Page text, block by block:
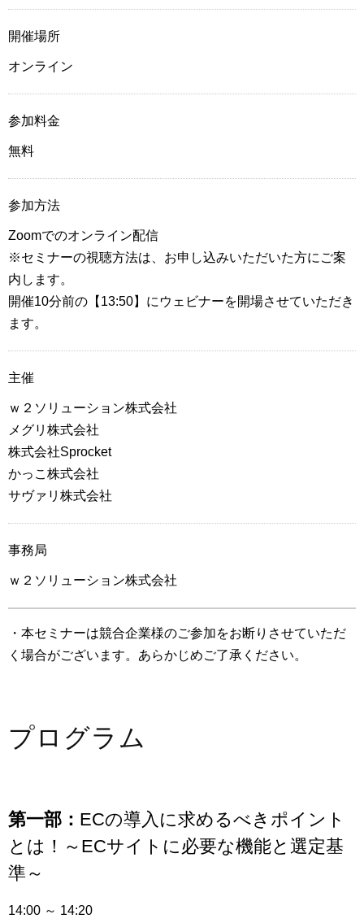
開催場所
オンライン
参加料金
無料
参加方法
Zoomでのオンライン配信
※セミナーの視聴方法は、お申し込みいただいた方にご案
内します。
開催10分前の【13:50】にウェビナーを開場させていただき
ます。
主催
ｗ２ソリューション株式会社
メグリ株式会社
株式会社Sprocket
かっこ株式会社
サヴァリ株式会社
事務局
ｗ２ソリューション株式会社
・本セミナーは競合企業様のご参加をお断りさせていただ
く場合がございます。あらかじめご了承ください。
プログラム
第一部： ECの導入に求めるべきポイント
とは！～ECサイトに必要な機能と選定基
準～
14:00 ～ 14:20